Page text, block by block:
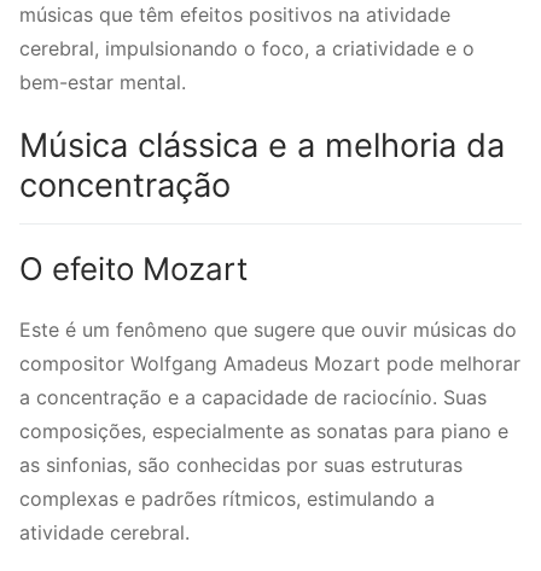
músicas que têm efeitos positivos na atividade
cerebral, impulsionando o foco, a criatividade e o
bem-estar mental.
Música clássica e a melhoria da
concentração
O efeito Mozart
Este é um fenômeno que sugere que ouvir músicas do
compositor Wolfgang Amadeus Mozart pode melhorar
a concentração e a capacidade de raciocínio. Suas
composições, especialmente as sonatas para piano e
as sinfonias, são conhecidas por suas estruturas
complexas e padrões rítmicos, estimulando a
atividade cerebral.